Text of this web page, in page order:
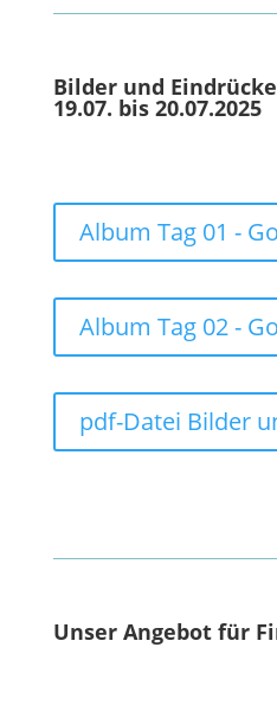
Bilder und
19.07. bis 20.07.2025
Album Tag 01 -
Album Tag 02 -
pdf-Datei Bilder
Unser Angebot für